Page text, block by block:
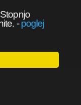
-poglej